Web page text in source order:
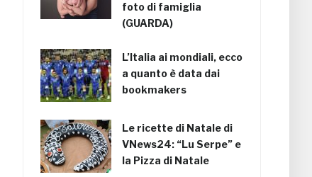
foto di famiglia
(GUARDA)
L’Italia ai mondiali, ecco
a quanto è data dai
bookmakers
Le ricette di Natale di
VNews24: “Lu Serpe” e
la Pizza di Natale